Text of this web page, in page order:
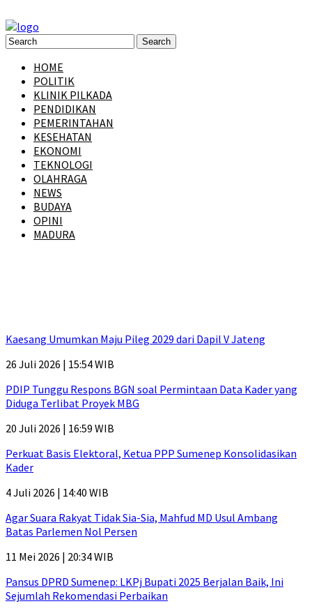
HOME
POLITIK
KLINIK PILKADA
PENDIDIKAN
PEMERINTAHAN
KESEHATAN
EKONOMI
TEKNOLOGI
OLAHRAGA
NEWS
BUDAYA
OPINI
MADURA
Kaesang Umumkan Maju Pileg 2029 dari Dapil V Jateng
26 Juli 2026 | 15:54 WIB
PDIP Tunggu Respons BGN soal Permintaan Data Kader yang
Diduga Terlibat Proyek MBG
20 Juli 2026 | 16:59 WIB
Perkuat Basis Elektoral, Ketua PPP Sumenep Konsolidasikan
Kader
4 Juli 2026 | 14:40 WIB
Agar Suara Rakyat Tidak Sia-Sia, Mahfud MD Usul Ambang
Batas Parlemen Nol Persen
11 Mei 2026 | 20:34 WIB
Pansus DPRD Sumenep: LKPj Bupati 2025 Berjalan Baik, Ini
Sejumlah Rekomendasi Perbaikan